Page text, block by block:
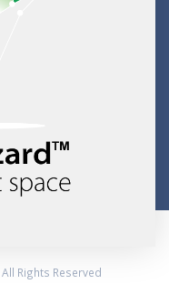
Rights Reserved